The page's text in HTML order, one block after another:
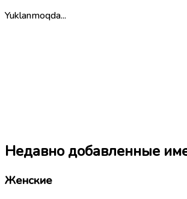
Yuklanmoqda...
Недавно добавленные
Женские